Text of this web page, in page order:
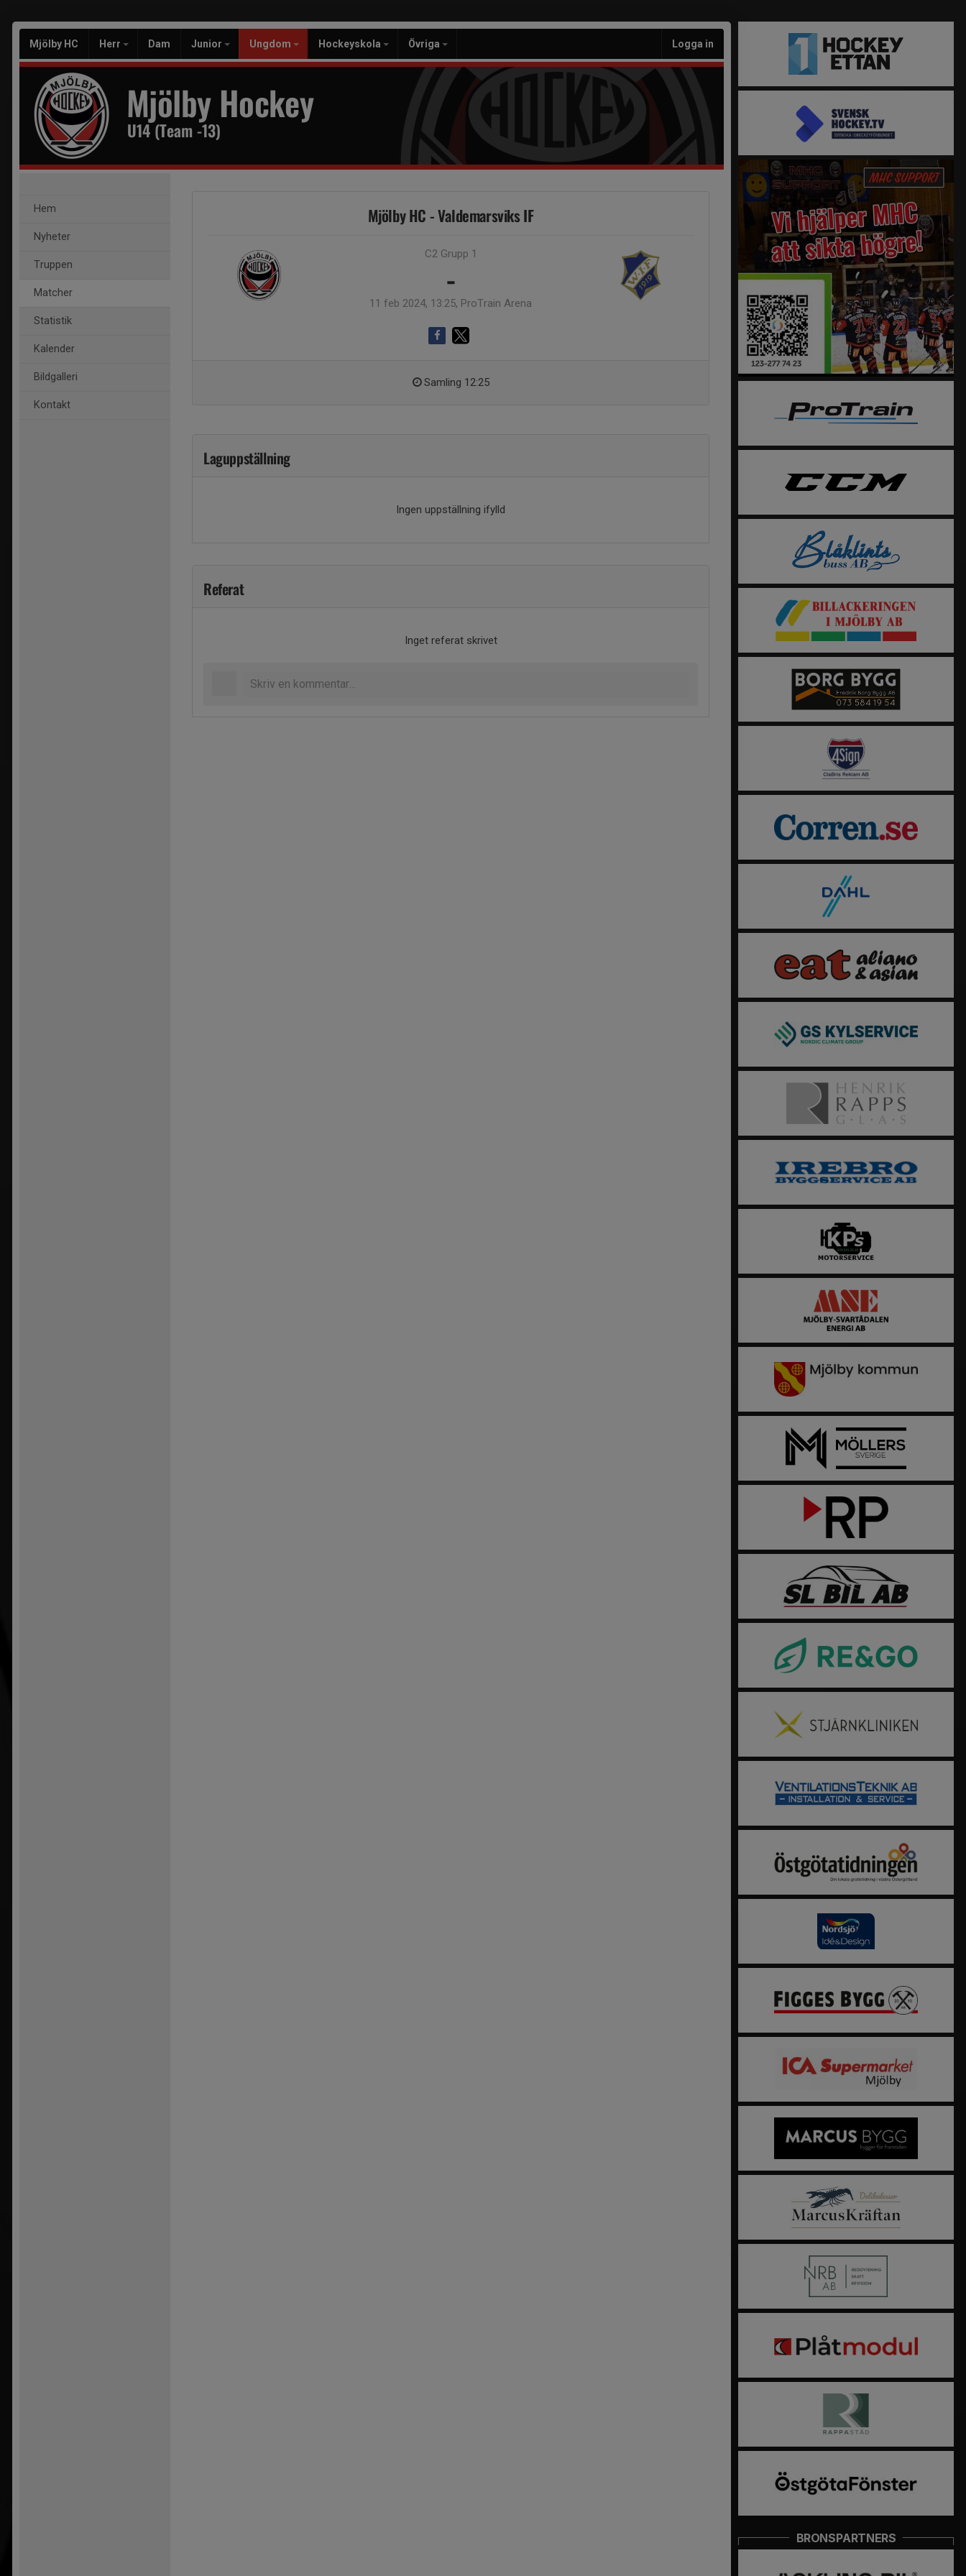
Mjölby HC Herr Dam Junior Ungdom Hockeyskola Övriga Logga in
Mjölby Hockey
U14 (Team -13)
Hem
Nyheter
Truppen
Matcher
Statistik
Kalender
Bildgalleri
Kontakt
Mjölby HC - Valdemarsviks IF
C2 Grupp 1
-
11 feb 2024, 13:25, ProTrain Arena
Samling 12:25
Laguppställning
Ingen uppställning ifylld
Referat
Inget referat skrivet
BRONSPARTNERS